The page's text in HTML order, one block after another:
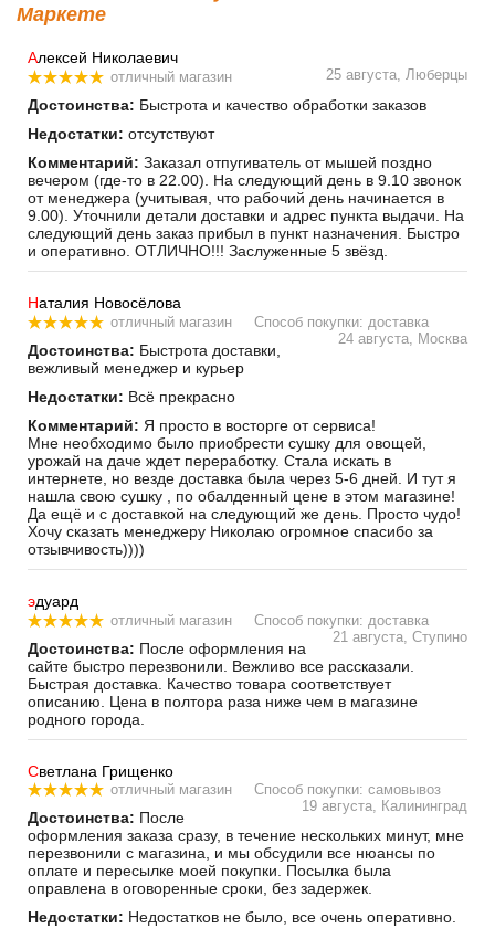
Маркете
Алексей Николаевич
отличный магазин 25 августа, Люберцы
Достоинства: Быстрота и качество обработки заказов
Недостатки: отсутствуют
Комментарий: Заказал отпугиватель от мышей поздно
вечером (где-то в 22.00). На следующий день в 9.10 звонок
от менеджера (учитывая, что рабочий день начинается в
9.00). Уточнили детали доставки и адрес пункта выдачи. На
следующий день заказ прибыл в пункт назначения. Быстро
и оперативно. ОТЛИЧНО!!! Заслуженные 5 звёзд.
Наталия Новосёлова
отличный магазин
Способ покупки: доставка
24 августа, Москва
Достоинства: Быстрота доставки,
вежливый менеджер и курьер
Недостатки: Всё прекрасно
Комментарий: Я просто в восторге от сервиса!
Мне необходимо было приобрести сушку для овощей,
урожай на даче ждет переработку. Стала искать в
интернете, но везде доставка была через 5-6 дней. И тут я
нашла свою сушку , по обалденный цене в этом магазине!
Да ещё и с доставкой на следующий же день. Просто чудо!
Хочу сказать менеджеру Николаю огромное спасибо за
отзывчивость))))
эдуард
отличный магазин
Способ покупки: доставка
21 августа, Ступино
Достоинства: После оформления на
сайте быстро перезвонили. Вежливо все рассказали.
Быстрая доставка. Качество товара соответствует
описанию. Цена в полтора раза ниже чем в магазине
родного города.
Светлана Грищенко
отличный магазин
Способ покупки: самовывоз
19 августа, Калининград
Достоинства: После
оформления заказа сразу, в течение нескольких минут, мне
перезвонили с магазина, и мы обсудили все нюансы по
оплате и пересылке моей покупки. Посылка была
оправлена в оговоренные сроки, без задержек.
Недостатки: Недостатков не было, все очень оперативно.